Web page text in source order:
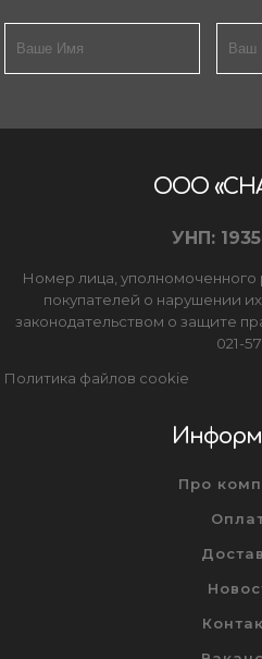
ООО
УНП:
Номер лица,
покупателей о нарушении
законодательством о защите
021-
Политика файлов cookie
Про